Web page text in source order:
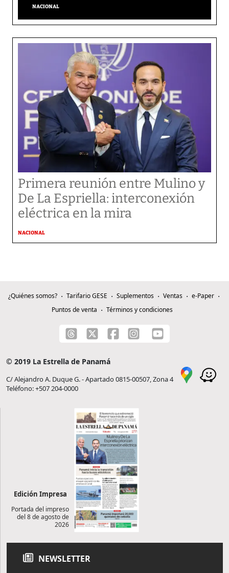
NACIONAL
Primera reunión entre Mulino y
De La Espriella: interconexión
eléctrica en la mira
NACIONAL
¿Quiénes somos? Tarifario GESE Suplementos Ventas
e-Paper
Puntos de venta
Términos y condiciones
© 2019 La Estrella de Panamá
C/ Alejandro A. Duque G. - Apartado 0815-00507, Zona 4
Teléfono: +507 204-0000
Edición Impresa
Portada del impreso
del 8 de agosto de
2026
NEWSLETTER